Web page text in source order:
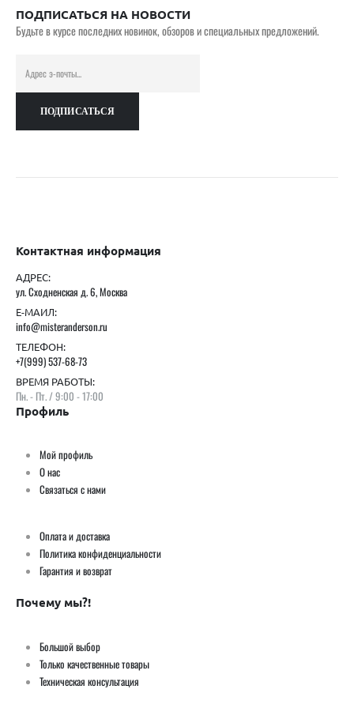
ПОДПИСАТЬСЯ НА НОВОСТИ
Будьте в курсе последних новинок, обзоров и специальных предложений.
Контактная информация
АДРЕС:
ул. Сходненская д. 6, Москва
Е-МАИЛ:
info@misteranderson.ru
ТЕЛЕФОН:
+7(999) 537-68-73
ВРЕМЯ РАБОТЫ:
Пн. - Пт. / 9:00 - 17:00
Профиль
Мой профиль
О нас
Связаться с нами
Оплата и доставка
Политика конфиденциальности
Гарантия и возврат
Почему мы?!
Большой выбор
Только качественные товары
Техническая консультация